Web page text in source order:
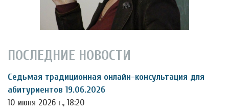
ПОСЛЕДНИЕ НОВОСТИ
Седьмая традиционная онлайн-консультация для
абитуриентов 19.06.2026
10 июня 2026 г., 18:20